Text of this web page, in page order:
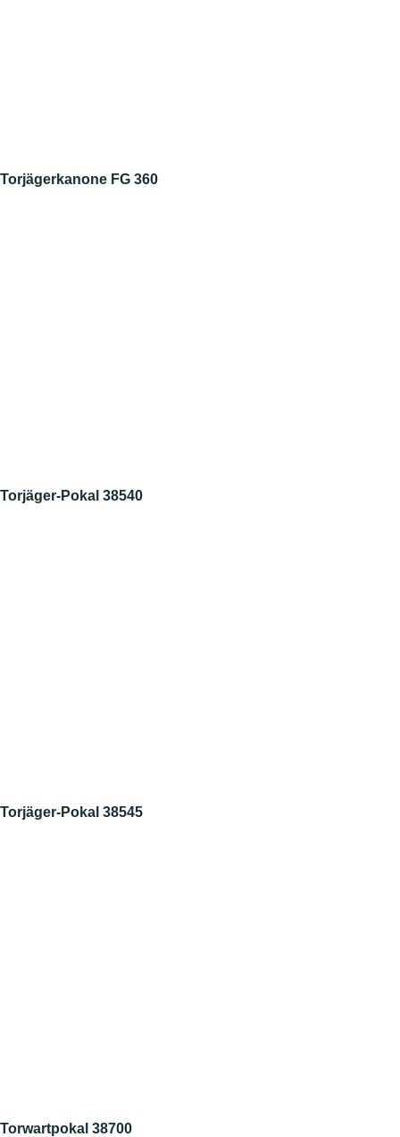
Torjägerkanone FG 360
Torjäger-Pokal 38540
Torjäger-Pokal 38545
Torwartpokal 38700